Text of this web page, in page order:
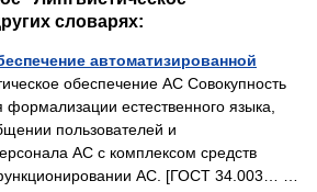
словарях:
автоматизированной
обеспечение АС Совокупность
формализации естественного языка,
пользователей и
АС с комплексом средств
АС. [ГОСТ 34.003… …